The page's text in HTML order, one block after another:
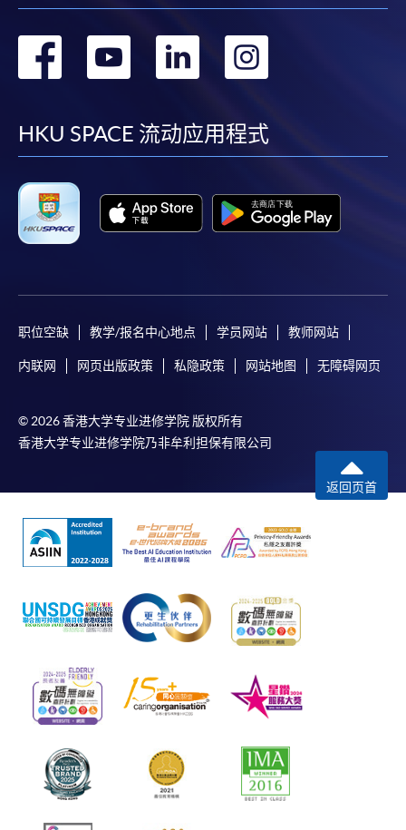
转
facebook
转
youtube
转
linkedin
HKU SPACE 流动应用程式
职位空缺 教学/报名中心地点 学员网站 教师网站
内联网 网页出版政策 私隐政策 网站地图 无障碍网页
© 2026 香港大学专业进修学院 版权所有
香港大学专业进修学院乃非牟利担保有限公司
返回页首